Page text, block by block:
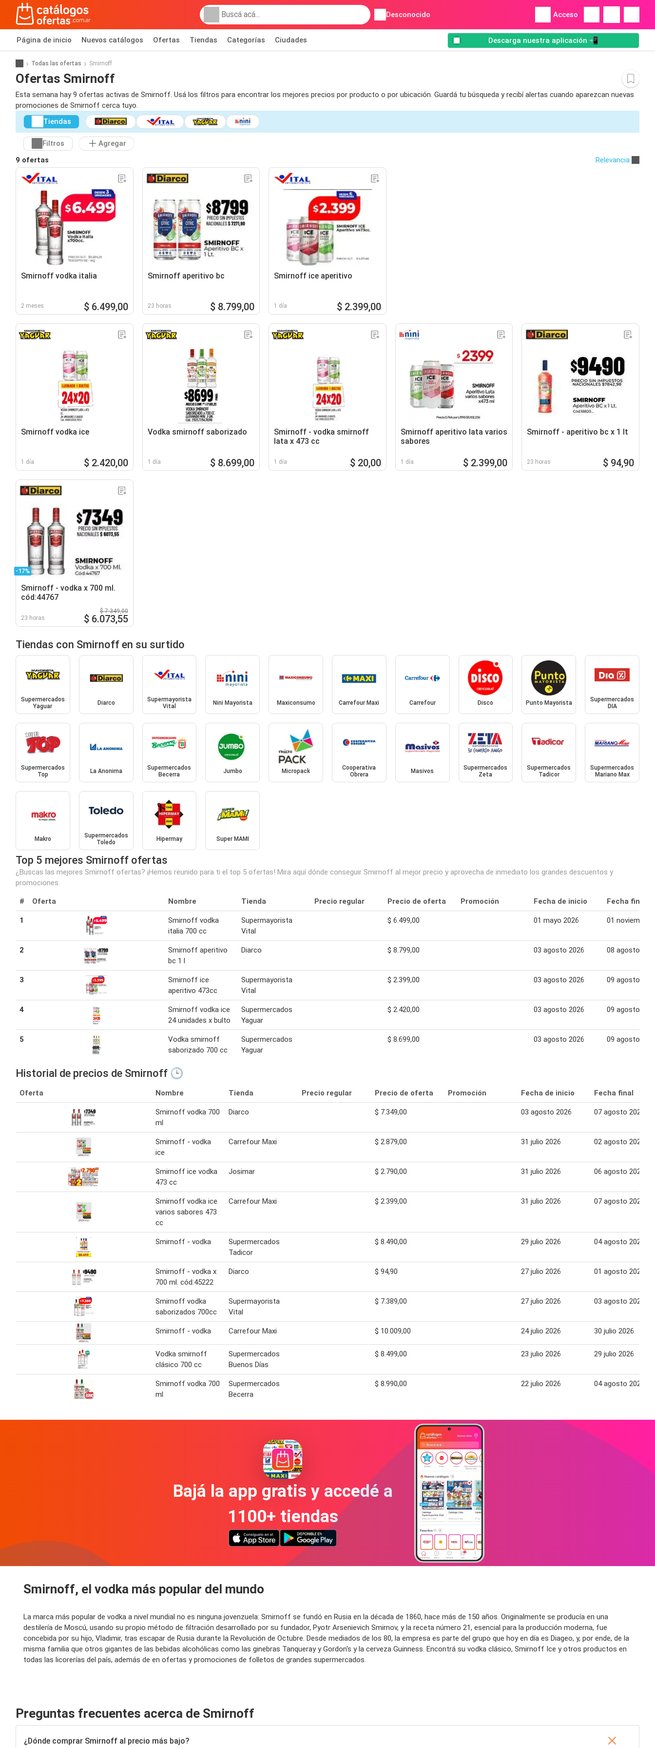
Desconocido Acceso
Página de inicio Nuevos catálogos Ofertas Tiendas Categorías Ciudades Descarga nuestra aplicación 📲
Todas las ofertas Smirnoff
Ofertas Smirnoff
Esta semana hay 9 ofertas activas de Smirnoff. Usá los filtros para encontrar los mejores precios por producto o por ubicación. Guardá tu búsqueda y recibí alertas cuando aparezcan nuevas
promociones de Smirnoff cerca tuyo.
Tiendas
Filtros
Agregar
9 ofertas
Relevancia
Smirnoff vodka italia
2 meses $ 6.499,00
Smirnoff aperitivo bc
23 horas $ 8.799,00
Smirnoff ice aperitivo
1 día $ 2.399,00
Smirnoff vodka ice
1 día $ 2.420,00
Vodka smirnoff saborizado
1 día $ 8.699,00
Smirnoff - vodka smirnoff
lata x 473 cc
1 día $ 20,00
Smirnoff aperitivo lata varios
sabores
1 día $ 2.399,00
Smirnoff - aperitivo bc x 1 lt
23 horas $ 94,90
-17%
Smirnoff - vodka x 700 ml.
cód:44767
23 horas
$ 7.349,00
$ 6.073,55
Tiendas con Smirnoff en su surtido
Supermercados
Yaguar
Diarco
Supermayorista
Vital
Nini Mayorista Maxiconsumo Carrefour Maxi Carrefour Disco Punto Mayorista
Supermercados
DIA
Supermercados
Top
La Anonima
Supermercados
Becerra
Jumbo Micropack
Cooperativa
Obrera
Masivos
Supermercados
Zeta
Supermercados
Tadicor
Supermercados
Mariano Max
Makro
Supermercados
Toledo
Hipermay Super MAMI
Top 5 mejores Smirnoff ofertas
¿Buscas las mejores Smirnoff ofertas? ¡Hemos reunido para ti el top 5 ofertas! Mira aquí dónde conseguir Smirnoff al mejor precio y aprovecha de inmediato los grandes descuentos y
promociones.
# Oferta Nombre Tienda Precio regular Precio de oferta Promoción Fecha de inicio Fecha final
1
Smirnoff vodka
italia 700 cc
Supermayorista
Vital
$ 6.499,00 01 mayo 2026 01 noviembre
2
Smirnoff aperitivo
bc 1 l
Diarco $ 8.799,00 03 agosto 2026 08 agosto
3
Smirnoff ice
aperitivo 473cc
Supermayorista
Vital
$ 2.399,00 03 agosto 2026 09 agosto
4
Smirnoff vodka ice
24 unidades x bulto
Supermercados
Yaguar
$ 2.420,00 03 agosto 2026 09 agosto
5
Vodka smirnoff
saborizado 700 cc
Supermercados
Yaguar
$ 8.699,00 03 agosto 2026 09 agosto
Historial de precios de Smirnoff 🕒
Oferta Nombre Tienda Precio regular Precio de oferta Promoción Fecha de inicio Fecha final
Smirnoff vodka 700
ml
Diarco $ 7.349,00 03 agosto 2026 07 agosto 2026
Smirnoff - vodka
ice
Carrefour Maxi $ 2.879,00 31 julio 2026 02 agosto 2026
Smirnoff ice vodka
473 cc
Josimar $ 2.790,00 31 julio 2026 06 agosto 2026
Smirnoff vodka ice
varios sabores 473
cc
Carrefour Maxi $ 2.399,00 31 julio 2026 07 agosto 2026
Smirnoff - vodka
Supermercados
Tadicor
$ 8.490,00 29 julio 2026 04 agosto 2026
Smirnoff - vodka x
700 ml. cód:45222
Diarco $ 94,90 27 julio 2026 01 agosto 2026
Smirnoff vodka
saborizados 700cc
Supermayorista
Vital
$ 7.389,00 27 julio 2026 03 agosto 2026
Smirnoff - vodka Carrefour Maxi $ 10.009,00 24 julio 2026 30 julio 2026
Vodka smirnoff
clásico 700 cc
Supermercados
Buenos Días
$ 8.499,00 23 julio 2026 29 julio 2026
Smirnoff vodka 700
ml
Supermercados
Becerra
$ 8.990,00 22 julio 2026 04 agosto 2026
Bajá la app gratis y accedé a
1100+ tiendas
Smirnoff, el vodka más popular del mundo
La marca más popular de vodka a nivel mundial no es ninguna jovenzuela: Smirnoff se fundó en Rusia en la década de 1860, hace más de 150 años. Originalmente se producía en una
destilería de Moscú, usando su propio método de filtración desarrollado por su fundador, Pyotr Arsenievich Smirnov, y la receta número 21, esencial para la producción moderna, fue
concebida por su hijo, Vladimir, tras escapar de Rusia durante la Revolución de Octubre. Desde mediados de los 80, la empresa es parte del grupo que hoy en día es Diageo, y, por ende, de la
misma familia que otros gigantes de las bebidas alcohólicas como las ginebras Tanqueray y Gordon's y la cerveza Guinness. Encontrá su vodka clásico, Smirnoff Ice y otros productos en
todas las licorerías del país, además de en ofertas y promociones de folletos de grandes supermercados.
Preguntas frecuentes acerca de Smirnoff
¿Dónde comprar Smirnoff al precio más bajo?